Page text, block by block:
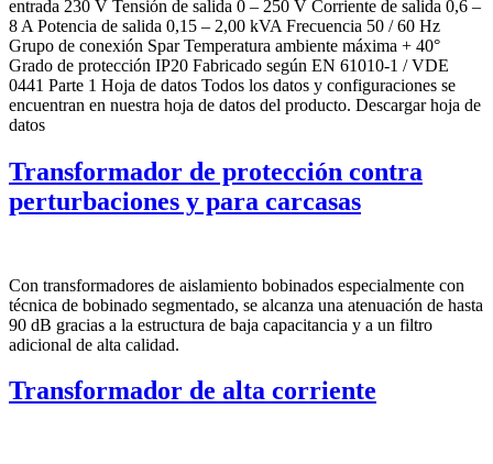
entrada 230 V Tensión de salida 0 – 250 V Corriente de salida 0,6 –
8 A Potencia de salida 0,15 – 2,00 kVA Frecuencia 50 / 60 Hz
Grupo de conexión Spar Temperatura ambiente máxima + 40°
Grado de protección IP20 Fabricado según EN 61010-1 / VDE
0441 Parte 1 Hoja de datos Todos los datos y configuraciones se
encuentran en nuestra hoja de datos del producto. Descargar hoja de
datos
Transformador de protección contra
perturbaciones y para carcasas
Con transformadores de aislamiento bobinados especialmente con
técnica de bobinado segmentado, se alcanza una atenuación de hasta
90 dB gracias a la estructura de baja capacitancia y a un filtro
adicional de alta calidad.
Transformador de alta corriente